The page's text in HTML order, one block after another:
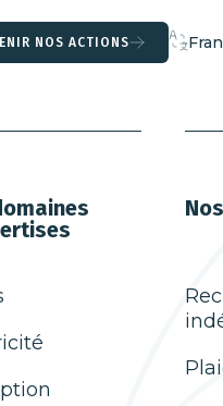
NOS ACTIONS